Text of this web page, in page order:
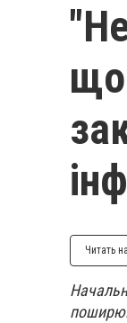
що
Читать